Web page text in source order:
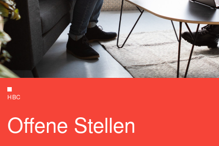
HBC
Offene Stellen